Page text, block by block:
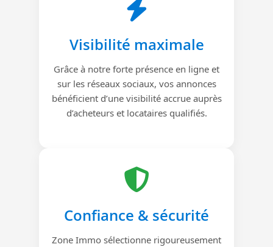
Visibilité maximale
Grâce à notre forte présence en ligne et
sur les réseaux sociaux, vos annonces
bénéficient d’une visibilité accrue auprès
d’acheteurs et locataires qualifiés.
Confiance & sécurité
Zone Immo sélectionne rigoureusement